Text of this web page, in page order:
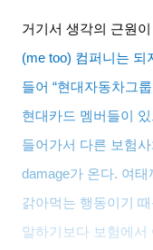
거기서 생각의 근원
(me too) 컴퍼니는 되
들어 “현대자동차그
현대카드 멤버들이
들어가서 다른 보험
damage가 온다. 여태
갉아먹는 행동이기
말하기보다 보험에서